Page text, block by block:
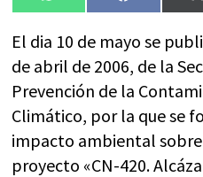
en
en
El dia 10 de mayo se
de abril de 2006, de la
Prevención de la
Climático, por la que se
impacto ambiental
proyecto «CN-420.